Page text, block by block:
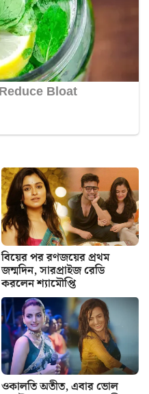
বিয়ের পর রণজয়ের প্রথম
জন্মদিন, সারপ্রাইজ রেডি
করলেন শ্যামৌপ্তি
ওকালতি অতীত, এবার ভোল